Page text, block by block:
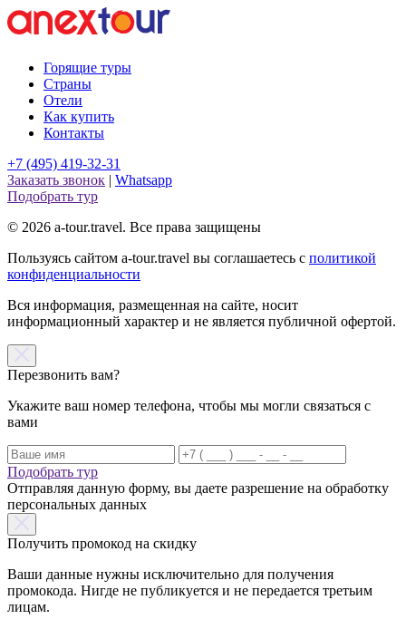
Горящие туры
Страны
Отели
Как купить
Контакты
+7 (495) 419-32-31
Заказать звонок | Whatsapp
Подобрать тур
© 2026 a-tour.travel. Все права защищены
Пользуясь сайтом a-tour.travel вы соглашаетесь с политикой
конфиденциальности
Вся информация, размещенная на сайте, носит
информационный характер и не является публичной офертой.
Перезвонить вам?
Укажите ваш номер телефона, чтобы мы могли связаться с
вами
Подобрать тур
Отправляя данную форму, вы даете разрешение на обработку
персональных данных
Получить промокод на скидку
Ваши данные нужны исключительно для получения
промокода. Нигде не публикуется и не передается третьим
лицам.